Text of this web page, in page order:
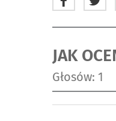
JAK
Głosów: 1